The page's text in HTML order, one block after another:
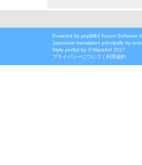
Powered by phpBB® Forum Software
Japanese translation principally by
Style proflat by ©Mazeltof 2017
プライバシーについて | 利用規約